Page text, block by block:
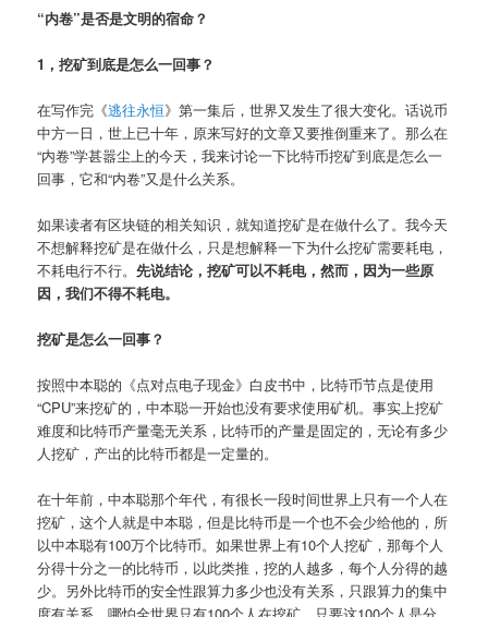
“内卷”是否是文明的宿命？
1，挖矿到底是怎么一回事？
在写作完《逃往永恒》第一集后，世界又发生了很大变化。话说币
中方一日，世上已十年，原来写好的文章又要推倒重来了。那么在
“内卷”学甚嚣尘上的今天，我来讨论一下比特币挖矿到底是怎么一
回事，它和“内卷”又是什么关系。
如果读者有区块链的相关知识，就知道挖矿是在做什么了。我今天
不想解释挖矿是在做什么，只是想解释一下为什么挖矿需要耗电，
不耗电行不行。先说结论，挖矿可以不耗电，然而，因为一些原
因，我们不得不耗电。
挖矿是怎么一回事？
按照中本聪的《点对点电子现金》白皮书中，比特币节点是使用
“CPU”来挖矿的，中本聪一开始也没有要求使用矿机。事实上挖矿
难度和比特币产量毫无关系，比特币的产量是固定的，无论有多少
人挖矿，产出的比特币都是一定量的。
在十年前，中本聪那个年代，有很长一段时间世界上只有一个人在
挖矿，这个人就是中本聪，但是比特币是一个也不会少给他的，所
以中本聪有100万个比特币。如果世界上有10个人挖矿，那每个人
分得十分之一的比特币，以此类推，挖的人越多，每个人分得的越
少。另外比特币的安全性跟算力多少也没有关系，只跟算力的集中